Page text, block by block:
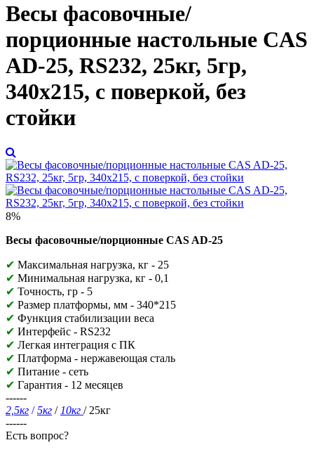
Весы фасовочные/
порционные настольные CAS
AD-25, RS232, 25кг, 5гр,
340x215, с поверкой, без
стойки
8%
Весы фасовочные/порционные CAS AD-25
✔ Максимальная нагрузка, кг - 25
✔ Минимальная нагрузка, кг - 0,1
✔ Точность, гр - 5
✔ Размер платформы, мм - 340*215
✔ Функция стабилизации веса
✔ Интерфейс - RS232
✔ Легкая интеграция с ПК
✔ Платформа - нержавеющая сталь
✔ Питание - сеть
✔ Гарантия - 12 месяцев
------
2,5кг /5кг / 10кг / 25кг
------
Есть вопрос?